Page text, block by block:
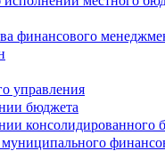
финансового
управления
бюджета
консолидированного
муниципального